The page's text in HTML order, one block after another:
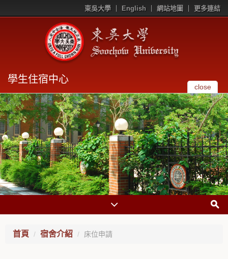
東吳大學 English 網站地圖 更多連結
學生住宿中心
close
首頁 宿舍介紹 床位申請